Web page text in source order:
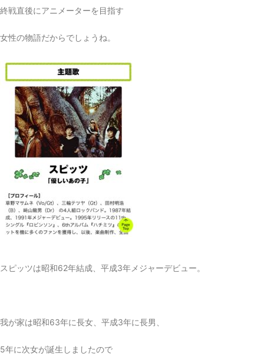
終戦直後にアニメーターを目指す
女性の物語だからでしょうね。
スピッツは昭和62年結成、平成3年メジャーデビュー。
我が家は昭和63年に長女、平成3年に長男、
5年に次女が誕生しましたので